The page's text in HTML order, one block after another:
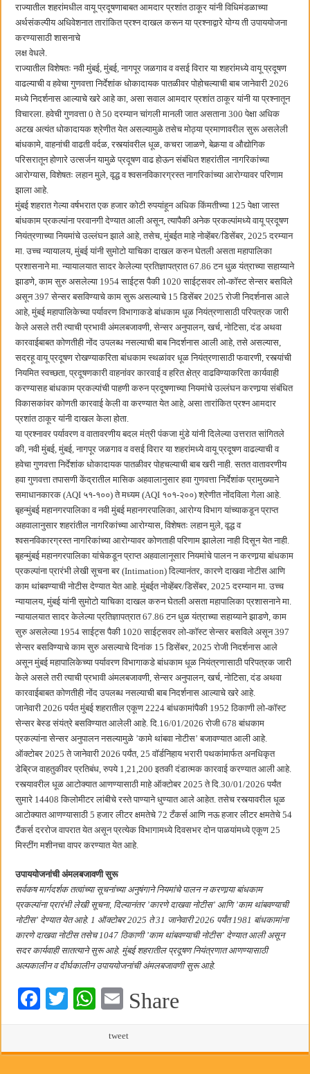
हर घर तिरंगा अभियानासंदर्भात पनवेलमध्ये बैठक
राज्यातील शहरांमधील वायू प्रदूषणाबाबत आमदार प्रशांत ठाकूर यांनी विधिमंडळाच्या
अर्थसंकल्पीय अधिवेशनात तारांकित प्रश्न दाखल करून या प्रश्नाद्वारे योग्य ती उपाययोजना
करण्यासाठी शासनाचे
लक्ष वेधले.
राज्यातील विशेषतः नवी मुंबई, मुंबई, नागपूर जळगाव व वसई विरार या शहरांमध्ये वायू प्रदूषण
वाढल्याची व हवेचा गुणवत्ता निर्देशांक धोकादायक पातळीवर पोहोचल्याची बाब जानेवारी 2026
मध्ये निदर्शनास आल्याचे खरे आहे का, असा सवाल आमदार प्रशांत ठाकूर यांनी या प्रश्नातून
विचारला. हवेची गुणवत्ता 0 ते 50 दरम्यान चांगली मानली जात असताना 300 पेक्षा अधिक
अटख अत्यंत धोकादायक श्रेणीत येत असल्यामुळे तसेच मोठ्या प्रमाणावरील सुरू असलेली
बांधकामे, वाहनांची वाढती वर्दळ, रस्त्यांवरील धूळ, कचरा जाळणे, बेकर्‍या व औद्योगिक
परिसरातून होणारे उत्सर्जन यामुळे प्रदूषण वाढ होऊन संबंधित शहरांतील नागरिकांच्या
आरोग्यास, विशेषतः लहान मुले, वृद्ध व श्वसनविकारग्रस्त नागरिकांच्या आरोग्यावर परिणाम
झाला आहे.
मुंबई शहरात गेल्या वर्षभरात एक हजार कोटी रुपयांहून अधिक किंमतीच्या 125 पेक्षा जास्त
बांधकाम प्रकल्पांना परवानगी देण्यात आली असून, त्यापैकी अनेक प्रकल्पांमध्ये वायू प्रदूषण
नियंत्रणाच्या नियमांचे उल्लंघन झाले आहे, तसेच, मुंबईत माहे नोव्हेंबर/डिसेंबर, 2025 दरम्यान
मा. उच्च न्यायालय, मुंबई यांनी सुमोटो याचिका दाखल करुन घेतली असता महापालिका
प्रशासनाने मा. न्यायालयात सादर केलेल्या प्रतिज्ञापत्रात 67.86 टन धुळ यंत्राच्या सहाय्याने
झाडणे, काम सुरु असलेल्या 1954 साईट्स पैकी 1020 साईट्सवर लो-कॉस्ट सेन्सर बसविले
असून 397 सेन्सर बसविण्याचे काम सुरू असल्याचे 15 डिसेंबर 2025 रोजी निदर्शनास आले
आहे, मुंबई महापालिकेच्या पर्यावरण विभागाकडे बांधकाम धूळ नियंत्रणासाठी परिपत्रक जारी
केले असले तरी त्याची प्रभावी अंमलबजावणी, सेन्सर अनुपालन, खर्च, नोटिसा, दंड अथवा
कारवाईबाबत कोणतीही नोंद उपलब्ध नसल्याची बाब निदर्शनास आली आहे, तसे असल्यास,
सदरहू वायू प्रदूषण रोखण्याकरिता बांधकाम स्थळांवर धूळ नियंत्रणासाठी फवारणी, रस्त्यांची
नियमित स्वच्छता, प्रदूषणकारी वाहनांवर कारवाई व हरित क्षेत्र वाढविण्याकरिता कार्यवाही
करण्यासह बांधकाम प्रकल्पांची पाहणी करुन प्रदूषणाच्या नियमांचे उल्लंघन करणार्‍या संबंधित
विकासकांवर कोणती कारवाई केली वा करण्यात येत आहे, असा तारांकित प्रश्न आमदार
प्रशांत ठाकूर यांनी दाखल केला होता.
या प्रश्नावर पर्यावरण व वातावरणीय बदल मंत्री पंकजा मुंडे यांनी दिलेल्या उत्तरात सांगितले
की, नवी मुंबई, मुंबई, नागपूर जळगाव व वसई विरार या शहरांमध्ये वायू प्रदूषण वाढल्याची व
हवेचा गुणवत्ता निर्देशांक धोकादायक पातळीवर पोहचल्याची बाब खरी नाही. सतत वातावरणीय
हवा गुणवत्ता तपासणी केंद्रातील मासिक अहवालानुसार हवा गुणवत्ता निर्देशांक प्रामुख्याने
समाधानकारक (AQI ५१-१००) ते मध्यम (AQI १०१-२००) श्रेणीत नोंदविला गेला आहे.
बृहन्मुंबई महानगरपालिका व नवी मुंबई महानगरपालिका, आरोग्य विभाग यांच्याकडून प्राप्त
अहवालानुसार शहरांतील नागरिकांच्या आरोग्यास, विशेषतः लहान मुले, वृद्ध व
श्वसनविकारग्रस्त नागरिकांच्या आरोग्यावर कोणताही परिणाम झालेला नाही दिसून येत नाही.
बृहन्मुंबई महानगरपालिका यांचेकडून प्राप्त अहवालानूसार नियमांचे पालन न करणार्‍या बांधकाम
प्रकल्पांना प्रारंभी लेखी सूचना बर (Intimation) दिल्यानंतर, कारणे दाखवा नोटीस आणि
काम थांबवण्याची नोटीस देण्यात येत आहे. मुंबईत नोव्हेंबर/डिसेंबर, 2025 दरम्यान मा. उच्च
न्यायालय, मुंबई यांनी सुमोटो याचिका दाखल करुन घेतली असता महापालिका प्रशासनाने मा.
न्यायालयात सादर केलेल्या प्रतिज्ञापत्रात 67.86 टन धुळ यंत्राच्या सहाय्याने झाडणे, काम
सुरु असलेल्या 1954 साईट्स पैकी 1020 साईट्सवर लो-कॉस्ट सेन्सर बसविले असून 397
सेन्सर बसविण्याचे काम सुरु असल्याचे दिनांक 15 डिसेंबर, 2025 रोजी निदर्शनास आले
असून मुंबई महापालिकेच्या पर्यावरण विभागाकडे बांधकाम धूळ नियंत्रणासाठी परिपत्रक जारी
केले असले तरी त्याची प्रभावी अंमलबजावणी, सेन्सर अनुपालन, खर्च, नोटिसा, दंड अथवा
कारवाईबाबत कोणतीही नोंद उपलब्ध नसल्याची बाब निदर्शनास आल्याचे खरे आहे.
जानेवारी 2026 पर्यत मुंबई शहरातील एकूण 2224 बांधकामांपैकी 1952 ठिकाणी लो-कॉस्ट
सेन्सर बेस्ड संयंत्रे बसविण्यात आलेली आहे. दि.16/01/2026 रोजी 678 बांधकाम
प्रकल्पांना सेन्सर अनुपालन नसल्यामुळे ’कामे थांबवा नोटीस’ बजावण्यात आली आहे.
ऑक्टोबर 2025 ते जानेवारी 2026 पर्यंत, 25 वॉर्डनिहाय भरारी पथकांमार्फत अनधिकृत
डेब्रिज वाहतुकीवर प्रतिबंध, रुपये 1,21,200 इतकी दंडात्मक कारवाई करण्यात आली आहे.
रस्त्यावरील धूळ आटोक्यात आणण्यासाठी माहे ऑक्टोबर 2025 ते दि.30/01/2026 पर्यंत
सुमारे 14408 किलोमीटर लांबीचे रस्ते पाण्याने धुण्यात आले आहेत. तसेच रस्त्यावरील धूळ
आटोक्यात आणण्यासाठी 5 हजार लीटर क्षमतेचे 72 टँकर्स आणि नऊ हजार लीटर क्षमतेचे 54
टैंकर्स दररोज वापरात येत असून प्रत्येक विभागामध्ये दिवसभर दोन पाळयांमध्ये एकूण 25
मिस्टींग मशीनचा वापर करण्यात येत आहे.
उपाययोजनांची अंमलबजावणी सुरू
सर्वकष मार्गदर्शक तत्वांच्या सूचनांच्या अनुषंगाने नियमांचे पालन न करणार्‍या बांधकाम
प्रकल्पांना प्रारंभी लेखी सूचना, दिल्यानंतर ’कारणे दाखवा नोटीस’ आणि ’काम थांबवण्याची
नोटीस’ देण्यात येत आहे. 1 ऑक्टोबर 2025 ते 31 जानेवारी 2026 पर्यंत 1981 बांधकामांना
कारणे दाखवा नोटीस तसेच 1047 ठिकाणी ’काम थांबवण्याची नोटीस’ देण्यात आली असून
सदर कार्यवाही सातत्याने सुरू आहे. मुंबई शहरातील प्रदूषण नियंत्रणात आणण्यासाठी
अल्पकालीन व दीर्घकालीन उपाययोजनांची अंमलबजावणी सुरू आहे.
Fa T
W
ts
E
ail
Share
tweet